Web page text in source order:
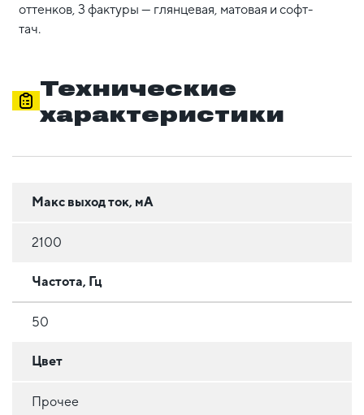
оттенков, 3 фактуры — глянцевая, матовая и софт-
тач.
Технические
характеристики
Макс выход ток, мА
2100
Частота, Гц
50
Цвет
Прочее